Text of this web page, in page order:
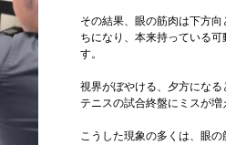
その結果、眼の筋肉は下方
ちになり、本来持っている可
す。
視界がぼやける、夕方になる
テニスの試合終盤にミスが増
こうした現象の多くは、眼